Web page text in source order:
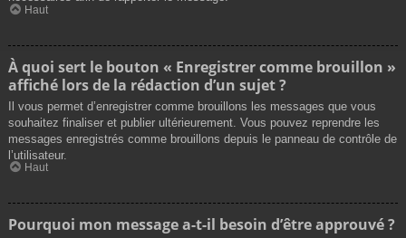
Haut
À quoi sert le bouton « Enregistrer comme brouillon »
affiché lors de la rédaction d’un sujet ?
Il vous permet d’enregistrer comme brouillons les messages que vous
souhaitez finaliser et publier ultérieurement. Vous pouvez reprendre les
messages enregistrés comme brouillons depuis le panneau de contrôle de
l’utilisateur.
Haut
Pourquoi mon message a-t-il besoin d’être approuvé ?